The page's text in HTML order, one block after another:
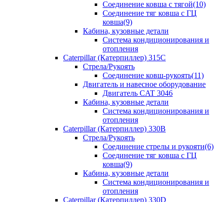
Соединение ковша с тягой(10)
Соединение тяг ковша с ГЦ
ковша(9)
Кабина, кузовные детали
Система кондиционирования и
отопления
Caterpillar (Катерпиллер) 315C
Стрела/Рукоять
Соединение ковш-рукоять(11)
Двигатель и навесное оборудование
Двигатель CAT 3046
Кабина, кузовные детали
Система кондиционирования и
отопления
Caterpillar (Катерпиллер) 330B
Стрела/Рукоять
Соединение стрелы и рукояти(6)
Соединение тяг ковша с ГЦ
ковша(9)
Кабина, кузовные детали
Система кондиционирования и
отопления
Caterpillar (Катерпиллер) 330D